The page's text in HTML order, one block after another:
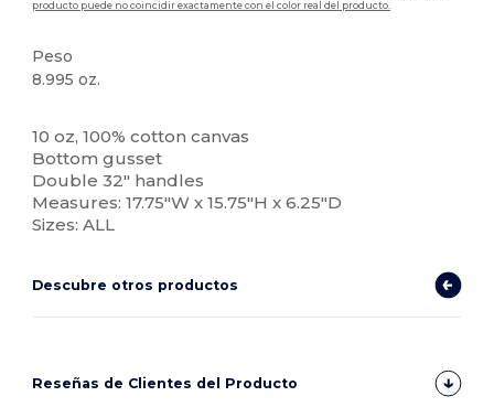
producto puede no coincidir exactamente con el color real del producto.
Peso
8.995 oz.
10 oz, 100% cotton canvas
Bottom gusset
Double 32" handles
Measures: 17.75"W x 15.75"H x 6.25"D
Sizes: ALL
Descubre otros productos
Reseñas de Clientes del Producto